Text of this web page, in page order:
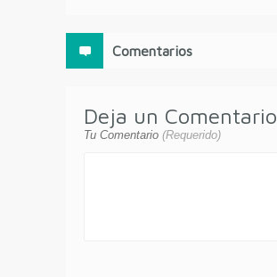
Comentarios
Deja un Comentario
Tu Comentario (Requerido)